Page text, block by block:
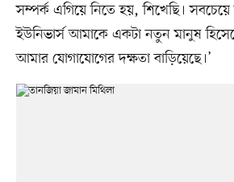
সম্পর্ক এগিয়ে নিতে হয়, শিখেছি।
ইউনিভার্স আমাকে একটা নতুন মানুষ
আমার যোগাযোগের দক্ষতা বাড়িয়েছে।’